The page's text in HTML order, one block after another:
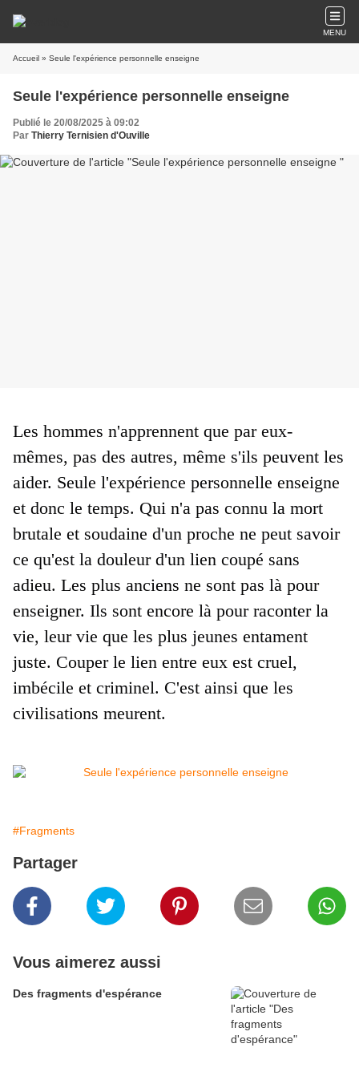
MENU
Accueil » Seule l'expérience personnelle enseigne
Seule l'expérience personnelle enseigne
Publié le 20/08/2025 à 09:02
Par Thierry Ternisien d'Ouville
Les hommes n'apprennent que par eux-
mêmes, pas des autres, même s'ils peuvent les
aider. Seule l'expérience personnelle enseigne
et donc le temps. Qui n'a pas connu la mort
brutale et soudaine d'un proche ne peut savoir
ce qu'est la douleur d'un lien coupé sans
adieu. Les plus anciens ne sont pas là pour
enseigner. Ils sont encore là pour raconter la
vie, leur vie que les plus jeunes entament
juste. Couper le lien entre eux est cruel,
imbécile et criminel. C'est ainsi que les
civilisations meurent.
#Fragments
Partager
Vous aimerez aussi
Des fragments d'espérance